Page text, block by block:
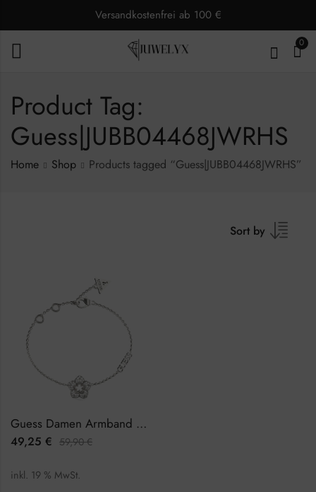
Versandkostenfrei ab 100 €
0
Product Tag:
Guess|JUBB04468JWRHS
Home Shop Products tagged “Guess|JUBB04468JWRHS”
Sort by
Guess Damen Armband JUBB04468JWRHS
49,25 € 59,90€
inkl. 19 % MwSt.